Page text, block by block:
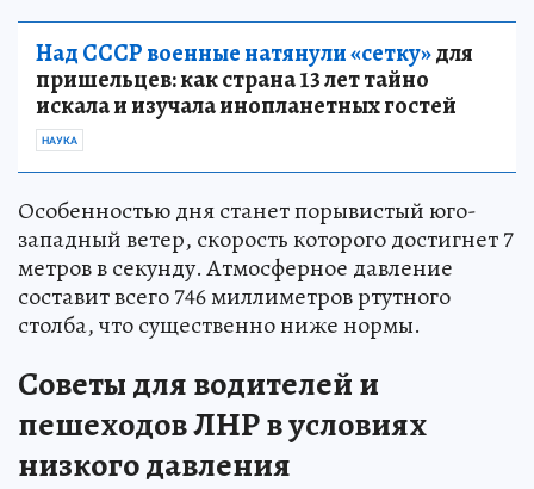
Над СССР военные натянули «сетку»для
пришельцев: как страна 13 лет тайно
искала и изучала инопланетных гостей
НАУКА
Особенностью дня станет порывистый юго-
западный ветер, скорость которого достигнет 7
метров в секунду. Атмосферное давление
составит всего 746 миллиметров ртутного
столба, что существенно ниже нормы.
Советы для водителей и
пешеходов ЛНР в условиях
низкого давления